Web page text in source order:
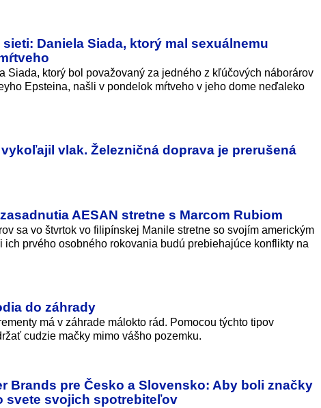
Daniela Siada, ktorý mal sexuálnemu
Siada, ktorý bol považovaný za jedného z kľúčových náborárov
Epsteina, našli v pondelok mŕtveho v jeho dome neďaleko
vlak. Železničná doprava je prerušená
AESAN stretne s Marcom Rubiom
sa vo štvrtok vo filipínskej Manile stretne so svojím americkým
prvého osobného rokovania budú prebiehajúce konflikty na
do záhrady
má v záhrade málokto rád. Pomocou týchto tipov
cudzie mačky mimo vášho pozemku.
Brands pre Česko a Slovensko: Aby boli značky
svete svojich spotrebiteľov